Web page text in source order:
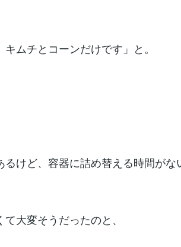
キムチとコーンだけです」と。
けど、容器に詰め替える時間がな
大変そうだったのと、